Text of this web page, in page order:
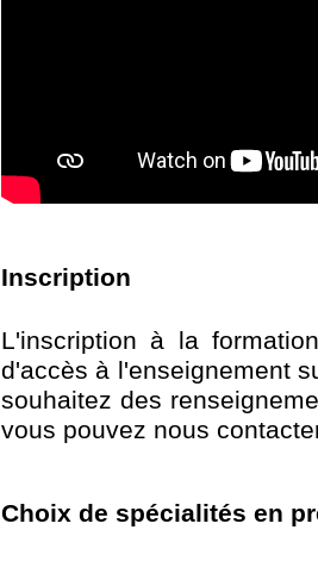
Inscription
L'inscription à la
d'accès à l'enseignement
souhaitez des
vous pouvez nous
Choix de spécialités en